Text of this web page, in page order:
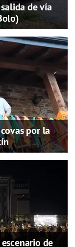
de vía
por la
de